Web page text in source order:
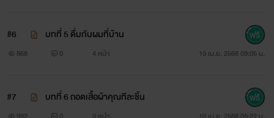
#6 บทที่ 5 ดื่มกับผมที่บ้าน
868 0 4 หน้า 10 เม.ย. 2568 09:05 น.
#7 บทที่ 6 ถอดเสื้อผ้าคุณทีละชิ้น